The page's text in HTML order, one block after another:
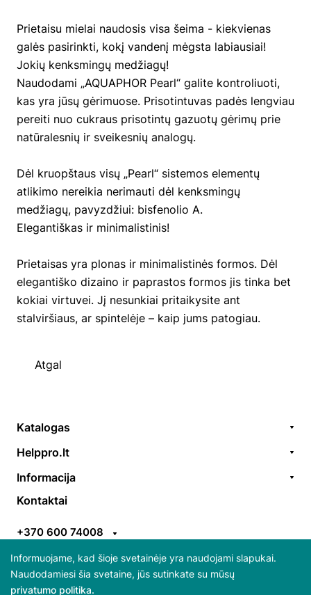
Prietaisu mielai naudosis visa šeima - kiekvienas
galės pasirinkti, kokį vandenį mėgsta labiausiai!
Jokių kenksmingų medžiagų!
Naudodami „AQUAPHOR Pearl“ galite kontroliuoti,
kas yra jūsų gėrimuose. Prisotintuvas padės lengviau
pereiti nuo cukraus prisotintų gazuotų gėrimų prie
natūralesnių ir sveikesnių analogų.
Dėl kruopštaus visų „Pearl“ sistemos elementų
atlikimo nereikia nerimauti dėl kenksmingų
medžiagų, pavyzdžiui: bisfenolio A.
Elegantiškas ir minimalistinis!
Prietaisas yra plonas ir minimalistinės formos. Dėl
elegantiško dizaino ir paprastos formos jis tinka bet
kokiai virtuvei. Jį nesunkiai pritaikysite ant
stalviršiaus, ar spintelėje – kaip jums patogiau.
Atgal
Katalogas
Prekės / aksesuarai
Akcijos
Prekiniai ženklai
Helppro.lt
EGS
ES parama
Informacija
Pristatymo taisyklės
Pirkimo-pardavimo taisyklės
Kontaktai
+370 600 74008
info@helppro.lt
Gabijos g. 38, LT-06157 Vilnius
Informuojame, kad šioje svetainėje yra naudojami slapukai.
Naudodamiesi šia svetaine, jūs sutinkate su mūsų
privatumo politika.